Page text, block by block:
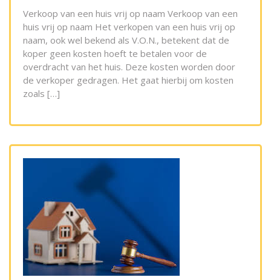
Verkoop van een huis vrij op naam Verkoop van een
huis vrij op naam Het verkopen van een huis vrij op
naam, ook wel bekend als V.O.N., betekent dat de
koper geen kosten hoeft te betalen voor de
overdracht van het huis. Deze kosten worden door
de verkoper gedragen. Het gaat hierbij om kosten
zoals […]